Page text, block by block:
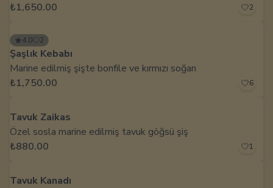
₺1,650.00
2
4.0 2
Şaşlık Kebabı
Marine edilmiş şişte bonfile ve kırmızı soğan
₺1,750.00
6
Tavuk Zaikas
Özel sosla marine edilmiş tavuk göğsü şiş
₺880.00
1
Tavuk Kanadı